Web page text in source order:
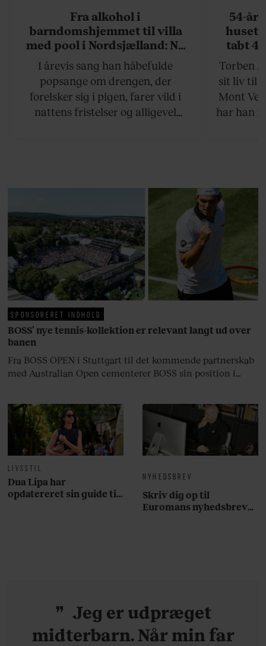
Fra alkohol i
barndomshjemmet til villa
med pool i Nordsjælland: Nu
skal du høre sandheden om
Rasmus Seebach
I årevis sang han håbefulde
popsange om drengen, der
forelsker sig i pigen, farer vild i
nattens fristelser og alligevel
blevet voksen. Her indtager
fortællerens plads i et portræt om
arv, angst, familieliv, frygten for
at miste stemmen og den
livsglæde, han nægter at give slip
på.
54-
huset
tabt
Torben
sit liv til
Mont
har han
LIVSSTIL
Dua Lipa har
opdatereret sin guide til
NYHEDSBREV
Skriv dig op til
Euromans nyhedsbrev
SPONSORERET INDHOLD
BOSS’ nye tennis-kollektion er relevant langt ud over
banen
Fra BOSS OPEN i Stuttgart til det kommende partnerskab
med Australian Open cementerer BOSS sin position i
Jeg er udpræget
midterbarn. Når min far